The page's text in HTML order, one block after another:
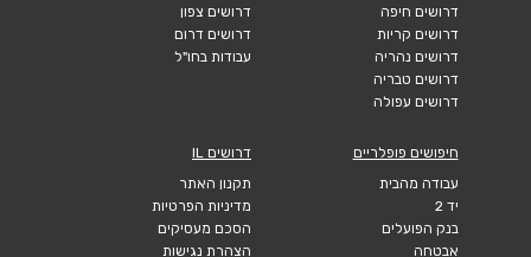
דרושים חיפה
דרושים קריות
דרושים נהריה
דרושים טבריה
דרושים עפולה
דרושים צפון
דרושים דרום
עבודות בחו"ל
חיפושים פופלריים
עבודה מהבית
יד 2
בנק הפועלים
אבטחה
דרושים IL
תקנון האתר
מדיניות הפרטיות
הסכם מעסיקים
הצהרת נגישות